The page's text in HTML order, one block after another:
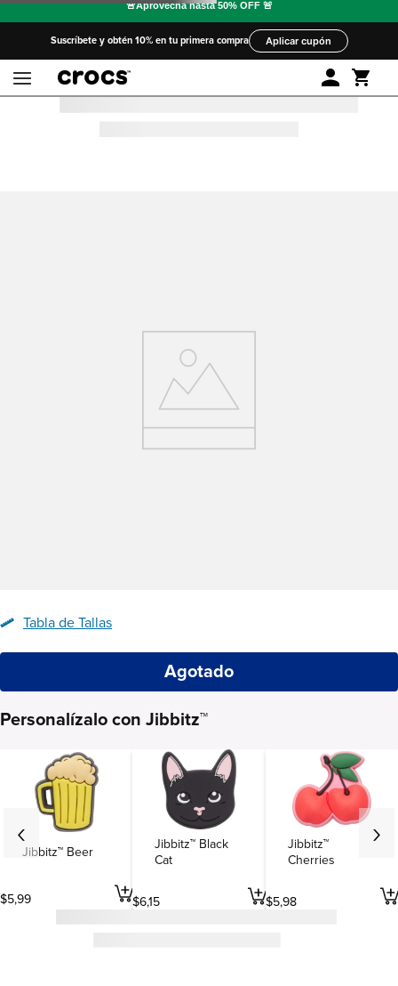
Suscríbete y obtén 10% en tu primera compra Aplicar cupón
Tabla de Tallas
Agotado
Personalízalo con Jibbitz™
Jibbitz™ Beer
$5,99
Jibbitz™ Black
Cat
$6,15
Jibbitz™
Cherries
$5,98